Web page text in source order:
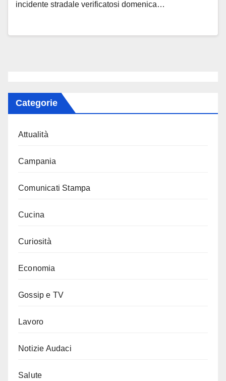
incidente stradale verificatosi domenica…
Categorie
Attualità
Campania
Comunicati Stampa
Cucina
Curiosità
Economia
Gossip e TV
Lavoro
Notizie Audaci
Salute